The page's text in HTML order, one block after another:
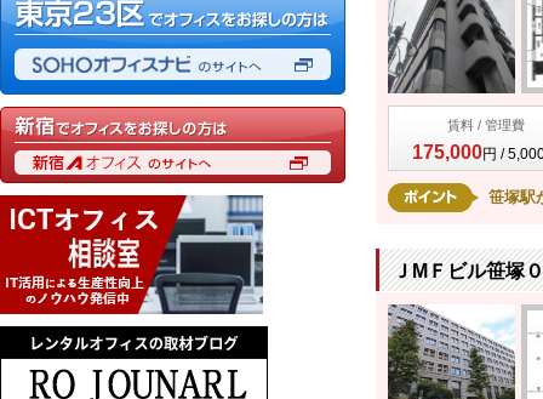
賃料 / 管理費
175,000円 /
笹塚駅
ＪМＦビル笹塚